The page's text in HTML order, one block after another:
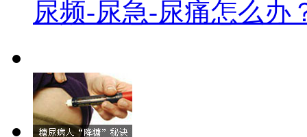
尿频-尿急-尿痛怎么办